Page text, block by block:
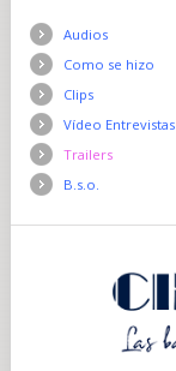
Audios
Como se hizo
Clips
Vídeo Entrevistas
Trailers
B.s.o.